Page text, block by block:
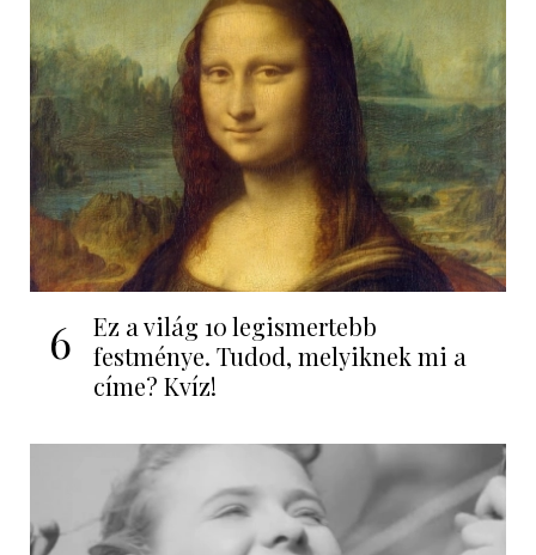
6
Ez a világ 10 legismertebb
festménye. Tudod, melyiknek mi a
címe? Kvíz!